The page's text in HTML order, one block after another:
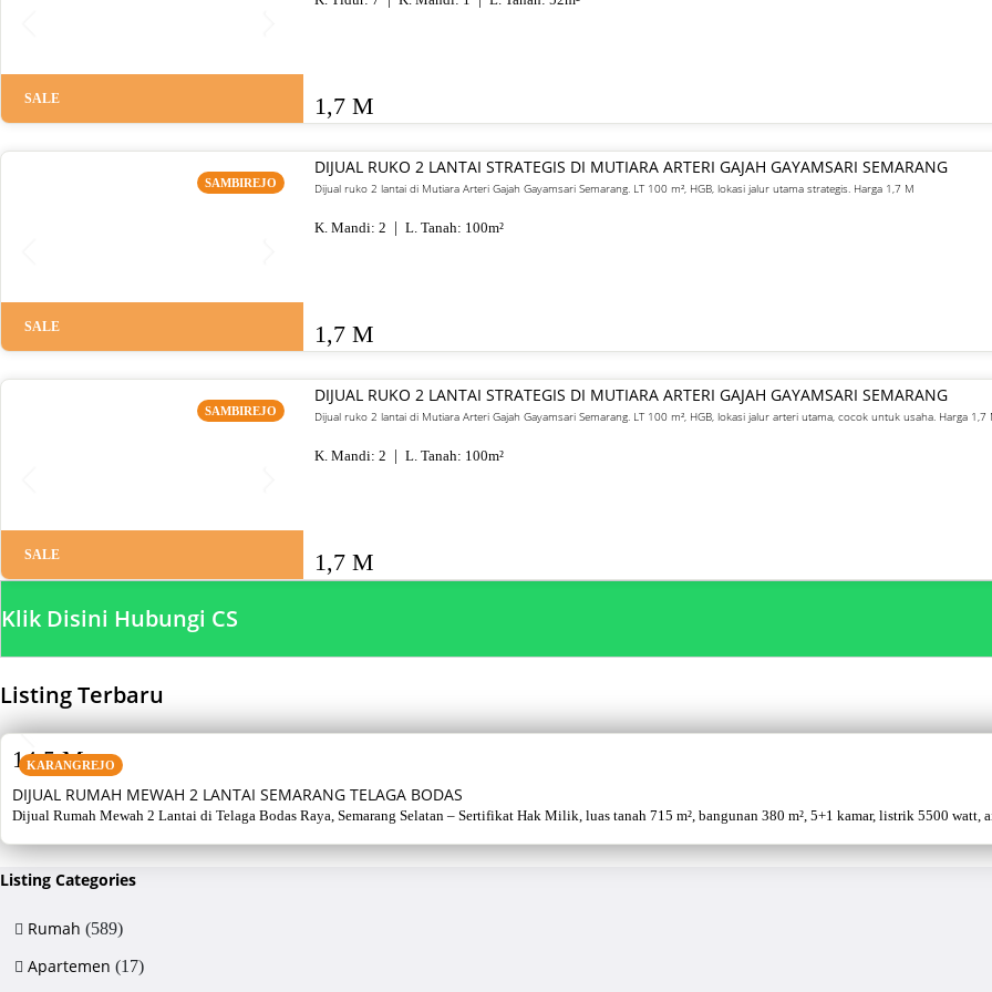
SALE 1,7 M
SAMBIREJO
SALE
DIJUAL RUKO 2 LANTAI STRATEGIS DI MUTIARA ARTERI GAJAH GAYAMSARI SEMARANG
Dijual ruko 2 lantai di Mutiara Arteri Gajah Gayamsari Semarang. LT 100 m², HGB, lokasi jalur utama strategis. Harga 1,7 M
K. Mandi: 2 L. Tanah: 100m²
1,7 M
SAMBIREJO
SALE
DIJUAL RUKO 2 LANTAI STRATEGIS DI MUTIARA ARTERI GAJAH GAYAMSARI SEMARANG
Dijual ruko 2 lantai di Mutiara Arteri Gajah Gayamsari Semarang. LT 100 m², HGB, lokasi jalur arteri utama, cocok untuk usaha. Harga 1,7
K. Mandi: 2 L. Tanah: 100m²
1,7 M
Klik Disini Hubungi CS
Listing Terbaru
KARANGREJO
DIJUAL RUMAH MEWAH 2 LANTAI SEMARANG TELAGA BODAS
Dijual Rumah Mewah 2 Lantai di Telaga Bodas Raya, Semarang Selatan – Sertifikat Hak Milik, luas tanah 715 m², bangunan 380 m², 5+1 kamar, listrik 5500 watt,
14,5 M
Listing Categories
Rumah (589)
Apartemen (17)